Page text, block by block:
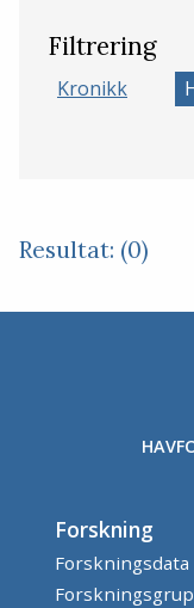
Filtrering
Kronikk
Resultat: (0)
Forskning
Forskningsdata